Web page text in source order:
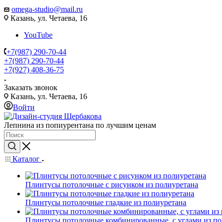
omega-studio@mail.ru
Казань, ул. Четаева, 16
YouTube
+7(987) 290-70-44
+7(987) 290-70-44
+7(927) 408-36-75
Заказать звонок
Казань, ул. Четаева, 16
Войти
Лепнина из попиурентана по лучшим ценам
Каталог
Плинтусы потолочные с рисунком из полиуретана
Плинтусы потолочные гладкие из полиуретана
Плинтусы потолочные комбинированные, с углами из